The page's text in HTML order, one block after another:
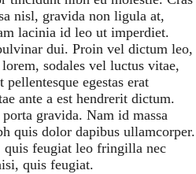
nisl, gravida non ligula at,
lacinia id leo ut imperdiet.
dui. Proin vel dictum leo,
sodales vel luctus vitae,
egestas erat
ante a est hendrerit dictum.
gravida. Nam id massa
quis dolor dapibus ullamcorper.
feugiat leo fringilla nec
quis feugiat.